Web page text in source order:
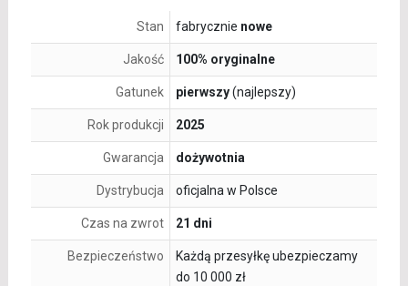
Stan fabrycznie nowe
Jakość 100% oryginalne
Gatunek pierwszy(najlepszy)
Rok produkcji 2025
Gwarancja dożywotnia
Dystrybucja oficjalna w Polsce
Czas na zwrot 21 dni
Bezpieczeństwo
Każdą przesyłkę ubezpieczamy
do 10 000 zł